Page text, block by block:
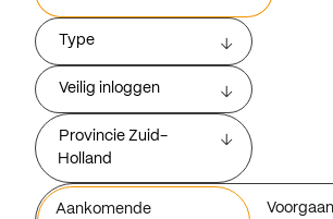
Type
Veilig inloggen
Provincie Zuid-
Holland
Aankomende